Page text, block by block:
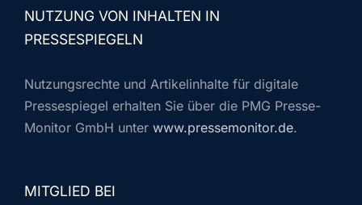
NUTZUNG VON INHALTEN IN
PRESSESPIEGELN
Nutzungsrechte und Artikelinhalte für digitale
Pressespiegel erhalten Sie über die PMG Presse-
Monitor GmbH unter www.pressemonitor.de.
MITGLIED BEI